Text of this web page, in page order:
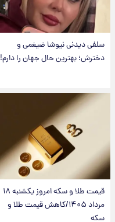
سلفی دیدنی نیوشا ضیغمی و
دخترش؛ بهترین حال جهان را دارم!
قیمت طلا و سکه امروز یکشنبه ۱۸
مرداد ۱۴۰۵/کاهش قیمت طلا و
سکه